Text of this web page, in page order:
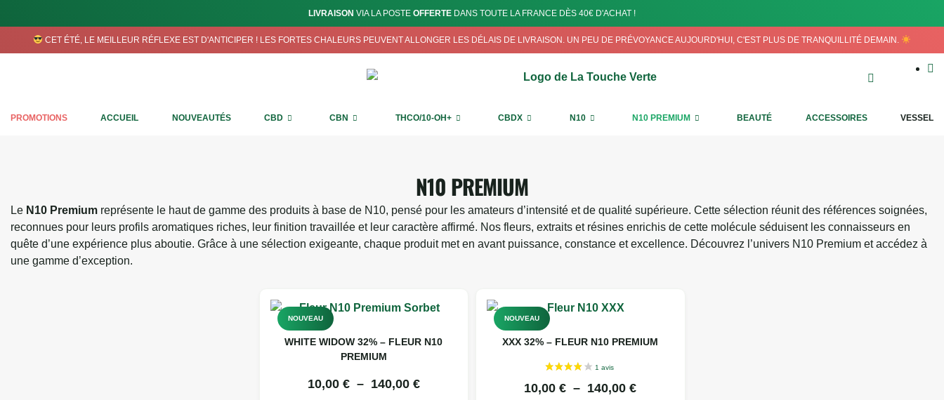
LIVRAISON VIA LA POSTE OFFERTE DANS TOUTE LA FRANCE DÈS 40€ D'ACHAT !
CET ÉTÉ, LE MEILLEUR RÉFLEXE EST D'ANTICIPER ! LES FORTES CHALEURS PEUVENT ALLONGER LES DÉLAIS DE LIVRAISON. UN PEU DE PRÉVOYANCE AUJOURD'HUI, C'EST PLUS DE TRANQUILLITÉ DEMAIN.
PROMOTIONS ACCUEIL NOUVEAUTÉS CBD CBN THCO/10-OH+ CBDX N10 N10 PREMIUM BEAUTÉ ACCESSOIRES VESSEL
N10 PREMIUM
Le N10 Premium représente le haut de gamme des produits à base de N10, pensé pour les amateurs d’intensité et de qualité supérieure. Cette sélection réunit des références soignées,
reconnues pour leurs profils aromatiques riches, leur finition travaillée et leur caractère affirmé. Nos fleurs, extraits et résines enrichis de cette molécule séduisent les connaisseurs en
quête d’une expérience plus aboutie. Grâce à une sélection exigeante, chaque produit met en avant puissance, constance et excellence. Découvrez l’univers N10 Premium et accédez à
une gamme d’exception.
NOUVEAU
WHITE WIDOW 32% – FLEUR N10
PREMIUM
10,00 € – 140,00 €
NOUVEAU
XXX 32% – FLEUR N10 PREMIUM
10,00€ – 140,00€